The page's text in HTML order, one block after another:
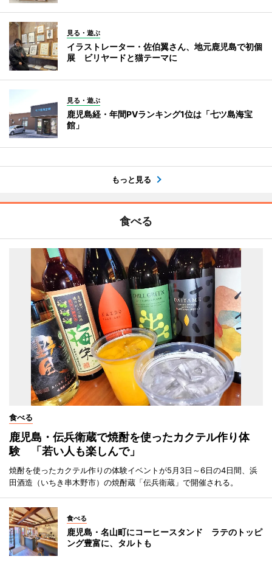
見る・遊ぶ
イラストレーター・佐伯翼さん、地元鹿児島で初個
展 ビリヤードと猫テーマに
見る・遊ぶ
鹿児島経・年間PVランキング1位は「七ツ島海宝
館」
もっと見る
食べる
食べる
鹿児島・伝兵衛蔵で焼酎を使ったカクテル作り体
験 「若い人も楽しんで」
焼酎を使ったカクテル作りの体験イベントが5月3日～6日の4日間、浜
田酒造（いちき串木野市）の焼酎蔵「伝兵衛蔵」で開催される。
食べる
鹿児島・名山町にコーヒースタンド ラテのトッピ
ング豊富に、タルトも